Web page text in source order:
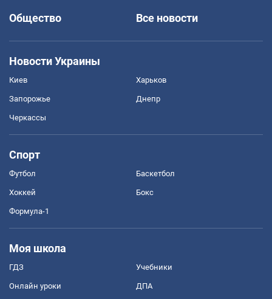
Общество
Все новости
Новости Украины
Киев Харьков
Запорожье Днепр
Черкассы
Спорт
Футбол Баскетбол
Хоккей Бокс
Формула-1
Моя школа
ГДЗ Учебники
Онлайн уроки ДПА